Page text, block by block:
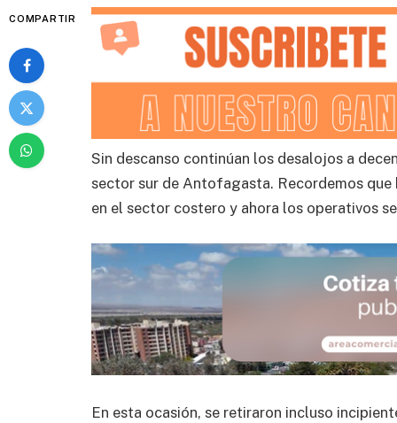
COMPARTIR
Sin descanso continúan los desalojos a
sector sur de Antofagasta. Recordemos que
en el sector costero y ahora los operativos
En esta ocasión, se retiraron incluso